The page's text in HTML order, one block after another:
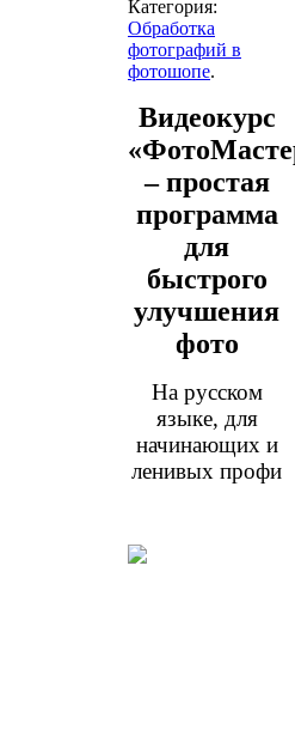
Категория:
Обработка
фотографий в
фотошопе.
Видеокурс
– простая
программа
для
быстрого
улучшения
фото
На русском
языке, для
начинающих и
ленивых профи